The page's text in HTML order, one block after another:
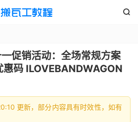

促销活动：全场常规方案
惠码 ILOVEBANDWAGON
更新，部分内容具有时效性，如有